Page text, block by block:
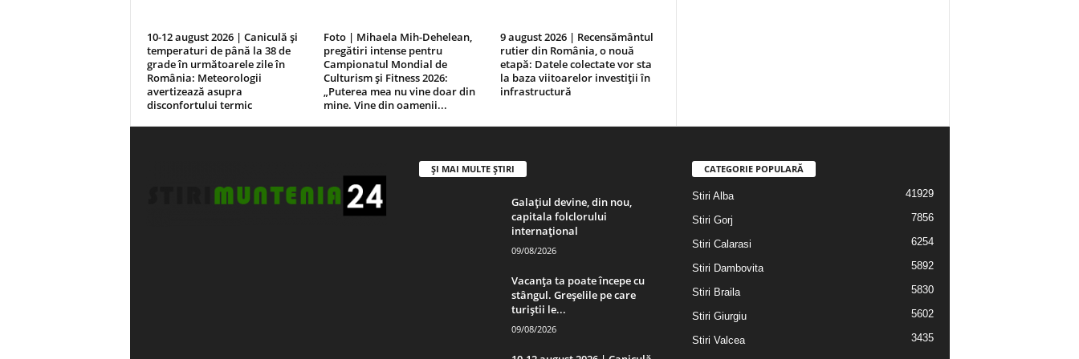
10-12 august 2026 | Caniculă și
temperaturi de până la 38 de
grade în următoarele zile în
România: Meteorologii
avertizează asupra
disconfortului termic
Foto | Mihaela Mih-Dehelean,
pregătiri intense pentru
Campionatul Mondial de
Culturism și Fitness 2026:
„Puterea mea nu vine doar din
mine. Vine din oamenii...
9 august 2026 | Recensământul
rutier din România, o nouă
etapă: Datele colectate vor sta
la baza viitoarelor investiții în
infrastructură
ȘI MAI MULTE ȘTIRI
Galațiul devine, din nou,
capitala folclorului
internațional
09/08/2026
Vacanța ta poate începe cu
stângul. Greșelile pe care
turiștii le...
09/08/2026
CATEGORIE POPULARĂ
Stiri Alba 41929
Stiri Gorj 7856
Stiri Calarasi 6254
Stiri Dambovita 5892
Stiri Braila 5830
Stiri Giurgiu 5602
Stiri Valcea 3435